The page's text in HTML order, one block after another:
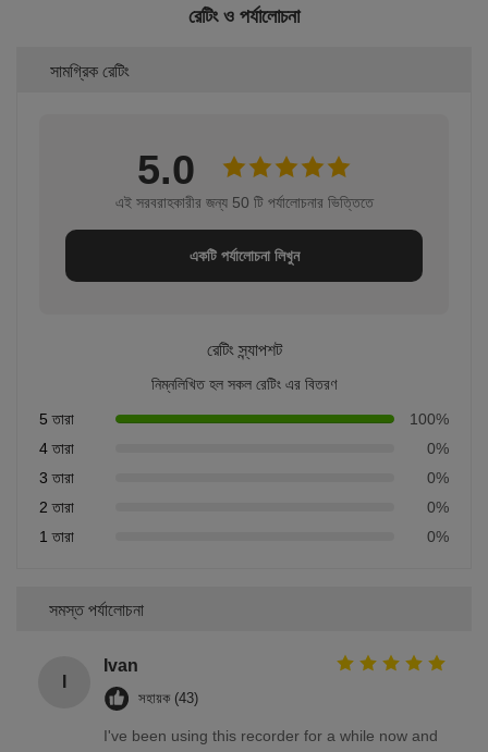
রেটিং ও পর্যালোচনা
সামগ্রিক রেটিং
5.0
এই সরবরাহকারীর জন্য 50 টি পর্যালোচনার ভিত্তিতে
একটি পর্যালোচনা লিখুন
রেটিং স্ন্যাপশট
নিম্নলিখিত হল সকল রেটিং এর বিতরণ
5 তারা
100%
4 তারা
0%
3 তারা
0%
2 তারা
0%
1 তারা
0%
সমস্ত পর্যালোচনা
Ivan
সহায়ক (43)
I've been using this recorder for a while now and